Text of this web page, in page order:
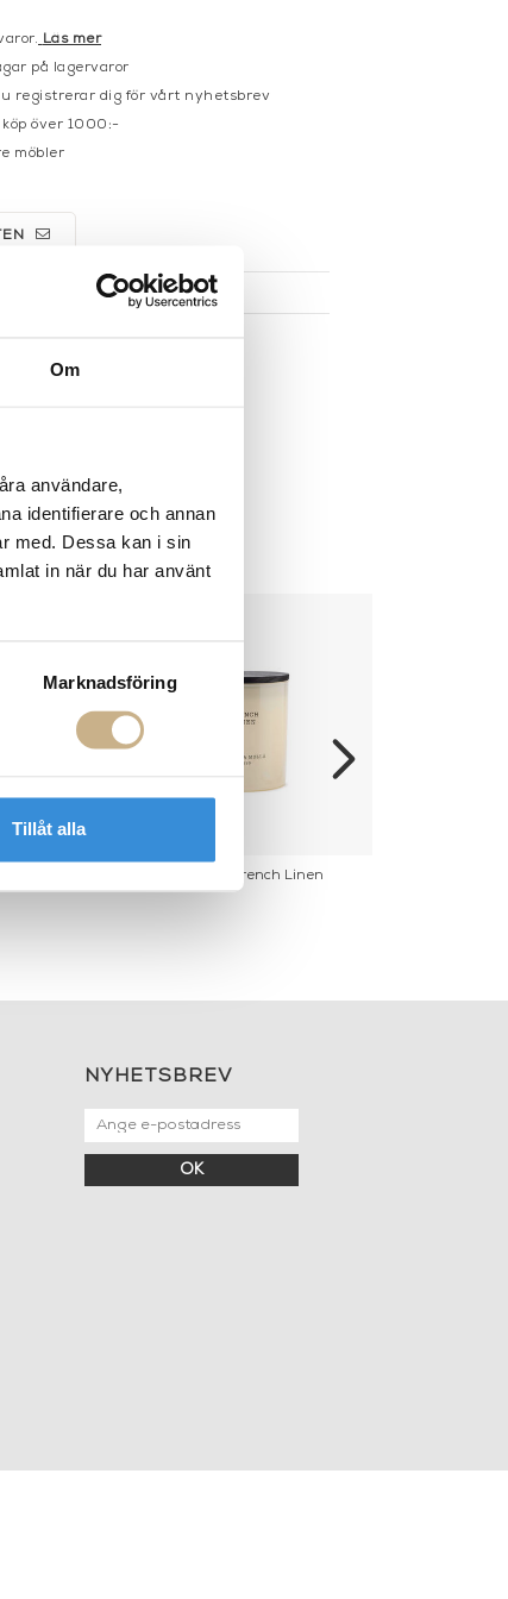
Om
användare,
identifierare och annan
med. Dessa kan i sin
in när du har använt
Marknadsföring
Tillåt alla
Läs mer
på lagervaror
registrerar dig för vårt nyhetsbrev
över 1000:-
möbler
Doftljus - French Linen
NYHETSBREV
OK